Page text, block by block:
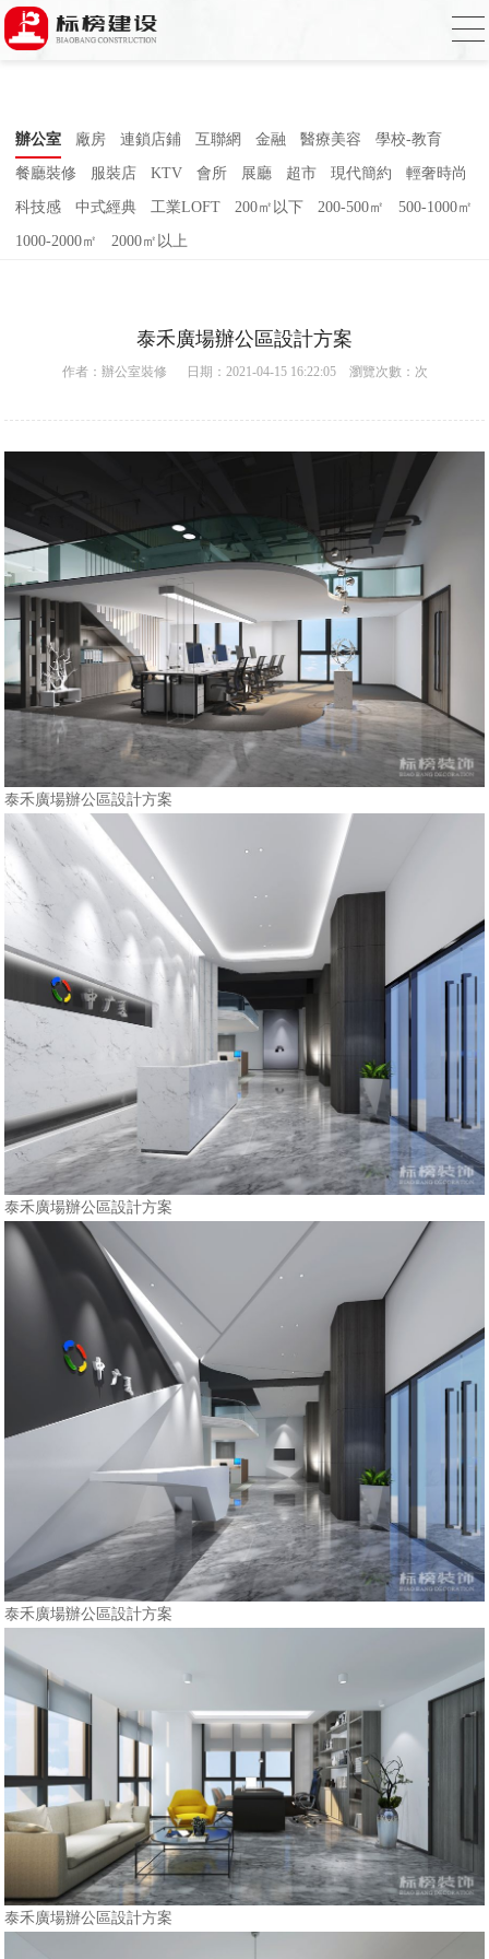
小蝌蚪影院在线观看,小蝌蚪影院污片,小蝌
蚪短视频APP,蝌蚪窉成人精品视频
辦公室 廠房 連鎖店鋪 互聯網 金融 醫療美容 學校-教育
餐廳裝修 服裝店 KTV 會所 展廳 超市 現代簡約 輕奢時尚
科技感 中式經典 工業LOFT 200㎡以下 200-500㎡ 500-1000㎡
1000-2000㎡ 2000㎡以上
泰禾廣場辦公區設計方案
作者： 辦公室裝修 日期：2021-04-15 16:22:05 瀏覽次數： 次
泰禾廣場辦公區設計方案
泰禾廣場辦公區設計方案
泰禾廣場辦公區設計方案
泰禾廣場辦公區設計方案